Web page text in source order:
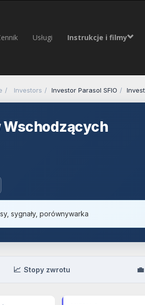
Usługi Instrukcje i filmy
Investors Investor Parasol SFIO
Wschodzących
sygnały, porównywarka
📈 Stopy zwrotu 💼